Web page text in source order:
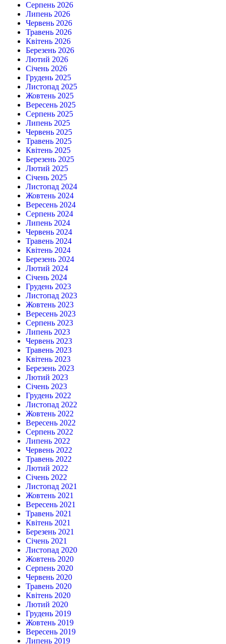
Серпень 2026
Липень 2026
Червень 2026
Травень 2026
Квітень 2026
Березень 2026
Лютий 2026
Січень 2026
Грудень 2025
Листопад 2025
Жовтень 2025
Вересень 2025
Серпень 2025
Липень 2025
Червень 2025
Травень 2025
Квітень 2025
Березень 2025
Лютий 2025
Січень 2025
Листопад 2024
Жовтень 2024
Вересень 2024
Серпень 2024
Липень 2024
Червень 2024
Травень 2024
Квітень 2024
Березень 2024
Лютий 2024
Січень 2024
Грудень 2023
Листопад 2023
Жовтень 2023
Вересень 2023
Серпень 2023
Липень 2023
Червень 2023
Травень 2023
Квітень 2023
Березень 2023
Лютий 2023
Січень 2023
Грудень 2022
Листопад 2022
Жовтень 2022
Вересень 2022
Серпень 2022
Липень 2022
Червень 2022
Травень 2022
Лютий 2022
Січень 2022
Листопад 2021
Жовтень 2021
Вересень 2021
Травень 2021
Квітень 2021
Березень 2021
Січень 2021
Листопад 2020
Жовтень 2020
Серпень 2020
Червень 2020
Травень 2020
Квітень 2020
Лютий 2020
Грудень 2019
Жовтень 2019
Вересень 2019
Липень 2019